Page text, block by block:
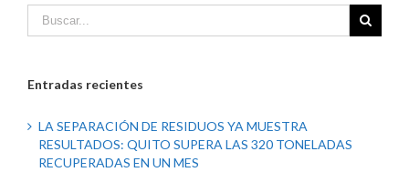
Entradas recientes
LA SEPARACIÓN DE RESIDUOS YA MUESTRA
RESULTADOS: QUITO SUPERA LAS 320 TONELADAS
RECUPERADAS EN UN MES